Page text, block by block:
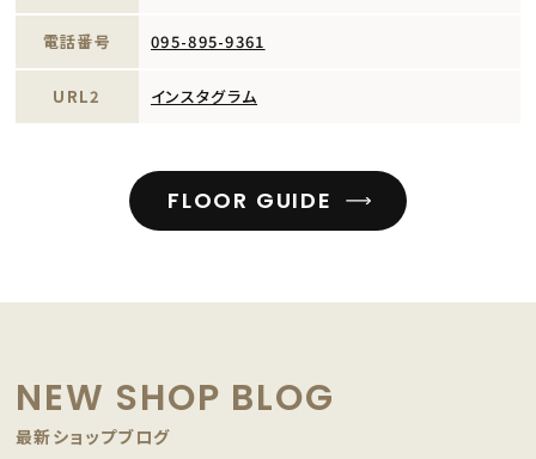
電話番号 095-895-9361
URL2 インスタグラム
FLOOR GUIDE
NEW SHOP BLOG
最新ショップブログ